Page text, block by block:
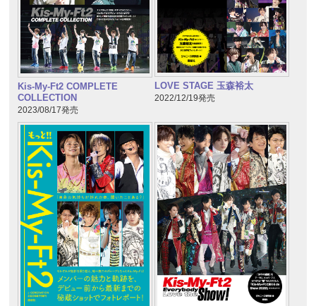
Kis-My-Ft2 COMPLETE
COLLECTION
2023/08/17発売
LOVE STAGE 玉森裕太
2022/12/19発売